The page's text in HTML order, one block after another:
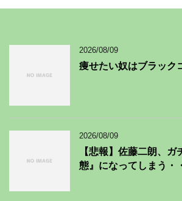
2026/08/09
痩せたい奴はブラック
2026/08/09
【悲報】佐藤二朗、ガ
態』になってしまう・